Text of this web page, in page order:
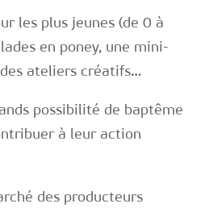
les plus jeunes (de 0 à
en poney, une mini-
ateliers créatifs…
possibilité de baptême
à leur action
des producteurs